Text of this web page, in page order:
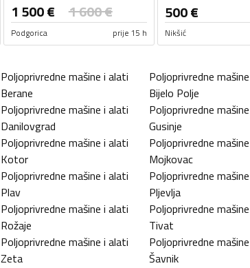
1 500€ 1 600€
Podgorica prije 15 h
500€
Nikšić
Poljoprivredne mašine i alati
Berane
Poljoprivredne
Bijelo Polje
Poljoprivredne mašine i alati
Danilovgrad
Poljoprivredne
Gusinje
Poljoprivredne mašine i alati
Kotor
Poljoprivredne
Mojkovac
Poljoprivredne mašine i alati
Plav
Poljoprivredne
Pljevlja
Poljoprivredne mašine i alati
Rožaje
Poljoprivredne
Tivat
Poljoprivredne mašine i alati
Zeta
Poljoprivredne
Šavnik